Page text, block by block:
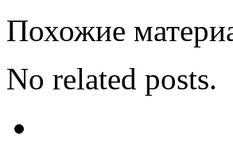
Похожие
No related posts.